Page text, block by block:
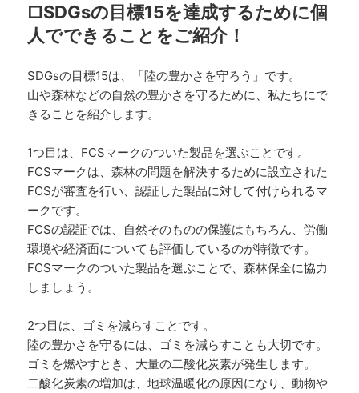
□SDGsの目標15を達成するために個
人でできることをご紹介！
SDGsの目標15は、「陸の豊かさを守ろう」です。
山や森林などの自然の豊かさを守るために、私たちにで
きることを紹介します。
1つ目は、FCSマークのついた製品を選ぶことです。
FCSマークは、森林の問題を解決するために設立された
FCSが審査を行い、認証した製品に対して付けられるマ
ークです。
FCSの認証では、自然そのものの保護はもちろん、労働
環境や経済面についても評価しているのが特徴です。
FCSマークのついた製品を選ぶことで、森林保全に協力
しましょう。
2つ目は、ゴミを減らすことです。
陸の豊かさを守るには、ゴミを減らすことも大切です。
ゴミを燃やすとき、大量の二酸化炭素が発生します。
二酸化炭素の増加は、地球温暖化の原因になり、動物や